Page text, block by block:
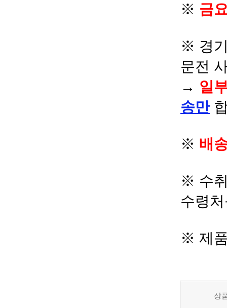
※ 금
※ 경
문전
→ 일
송만
※ 배
※ 수
수령
※ 제
상